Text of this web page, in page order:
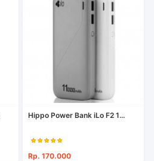
Hippo Power Bank iLo F2 1...
Rp. 170.000